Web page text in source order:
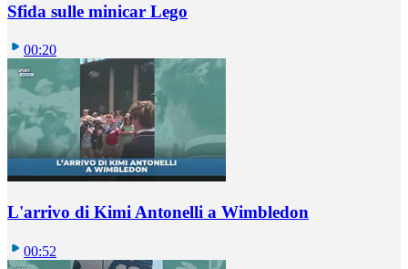
Sfida sulle minicar Lego
00:20
L'arrivo di Kimi Antonelli a Wimbledon
00:52